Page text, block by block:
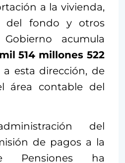
a la vivienda,
del fondo y otros
acumula
514 millones 522
a esta dirección, de
área contable del
del
de pagos a la
Pensiones ha